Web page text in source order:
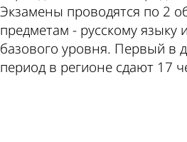
Экзамены проводятся по 2
предметам - русскому языку
базового уровня. Первый в
период в регионе сдают 17